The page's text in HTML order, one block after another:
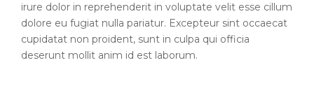
irure dolor in reprehenderit in voluptate velit esse cillum
dolore eu fugiat nulla pariatur. Excepteur sint occaecat
cupidatat non proident, sunt in culpa qui officia
deserunt mollit anim id est laborum.